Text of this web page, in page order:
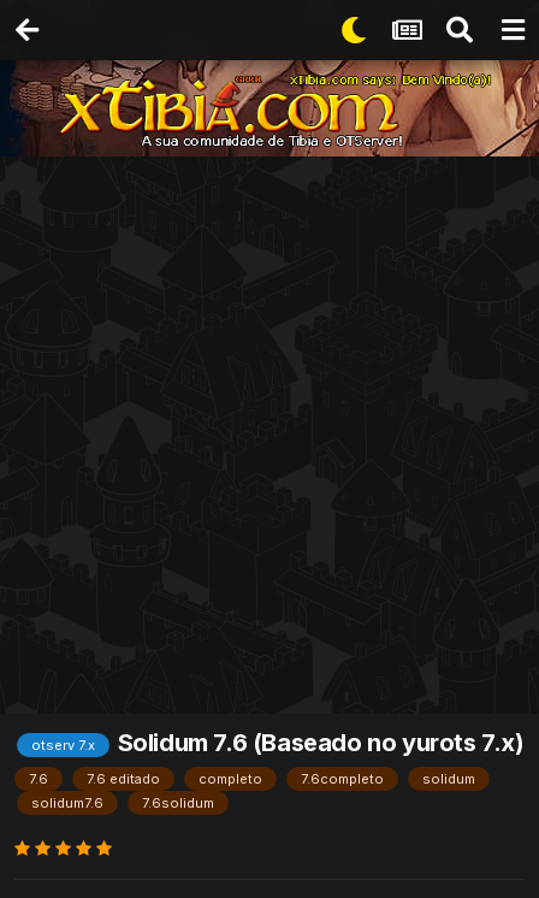
otserv 7.x Solidum 7.6 (Baseado no yurots 7.x)
7.6 7.6 editado completo 7.6completo
solidum
solidum7.6
7.6solidum